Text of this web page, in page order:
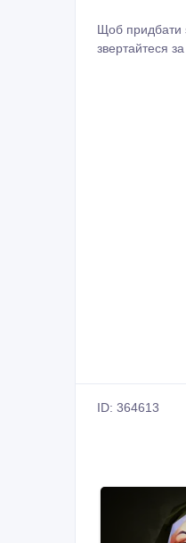
Щоб придбати
звертайтеся
ID: 364613